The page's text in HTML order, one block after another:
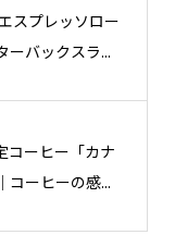
スプレッソロー
ーバックスラ...
コーヒー「カナ
コーヒーの感...